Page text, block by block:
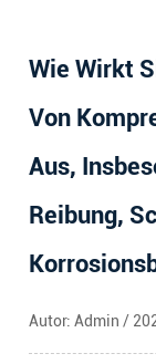
Wie Wirkt
Von
Aus,
Reibung,
Autor: Admin /